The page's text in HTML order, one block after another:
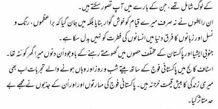
کے لوگ شامل تھے، جن کے بارے میں آپ تصور سکتے ہیں۔​
ان رابطوں نے نہ صرف میرے قیام کو خوش گوار بنایا بلکہ میں جان گیا کہ براعظموں، رنگ و
نسل اور زبانوں کا فرق دنیا میں انسانوں کی فطرت کو نہیں بدل سکا ہے۔​
جنوبی ایشیا اور پاکستان کے مختلف حصوں میں گھومتے رہنے کے باوجود اُن دنوں میرا گھر کوئٹہ تھا۔​
اسٹاف کالج میں پاکستانی فوج کے ساتھ بیتے شب و روز اور وہاں ہونے والے تجربات اب بھی
میری زندگی کا بیش قیمت خزانہ ہیں۔ پاکستانی فوج کی مہارتوں اور اور اُن کے جذبوں نے مجھے بے
حد متاثر کیا۔​